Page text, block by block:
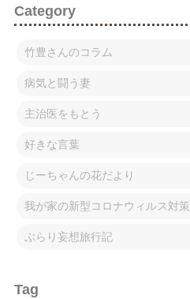
Category
竹豊さんのコラム
病気と闘う妻
主治医をもとう
好きな言葉
じーちゃんの花だより
我が家の新型コロナウィルス対策
ぶらり妄想旅行記
Tag